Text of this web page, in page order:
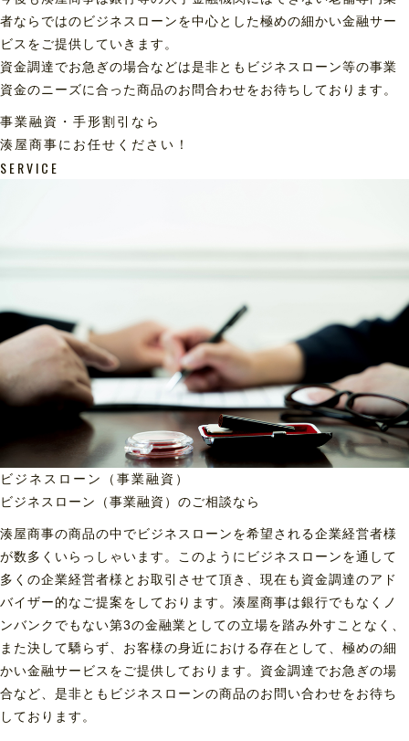
者ならではのビジネスローンを中心とした極めの細かい金融サー
ビスをご提供していきます。
資金調達でお急ぎの場合などは是非ともビジネスローン等の事業
資金のニーズに合った商品のお問合わせをお待ちしております。
事業融資・手形割引なら
湊屋商事にお任せください！
SERVICE
ビジネスローン（事業融資）
ビジネスローン（事業融資）のご相談なら
湊屋商事の商品の中でビジネスローンを希望される企業経営者様
が数多くいらっしゃいます。このようにビジネスローンを通して
多くの企業経営者様とお取引させて頂き、現在も資金調達のアド
バイザー的なご提案をしております。湊屋商事は銀行でもなくノ
ンバンクでもない第3の金融業としての立場を踏み外すことなく、
また決して驕らず、お客様の身近における存在として、極めの細
かい金融サービスをご提供しております。資金調達でお急ぎの場
合など、是非ともビジネスローンの商品のお問い合わせをお待ち
しております。